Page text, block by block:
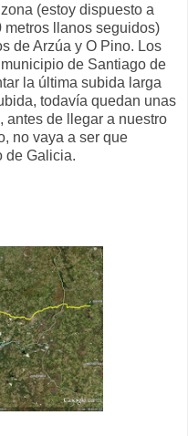
(estoy dispuesto a
metros llanos seguidos)
de Arzúa y O Pino. Los
de Santiago de
la última subida larga
todavía quedan unas
antes de llegar a nuestro
no vaya a ser que
de Galicia.